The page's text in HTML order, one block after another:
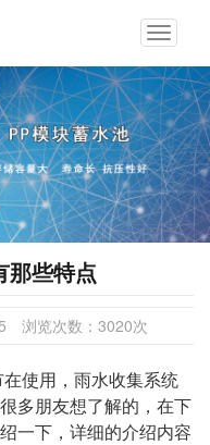
Toggle
那些特点
浏览次数： 3020次
使用，雨水收集系统
多朋友想了解的，在下
一下，详细的介绍内容